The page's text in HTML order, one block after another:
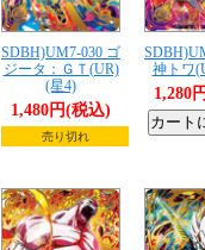
SDBH)UM7-030 ゴ
ジータ：ＧＴ(UR)
(星4)
1,480円(税込)
売り切れ
神トワ
1,280